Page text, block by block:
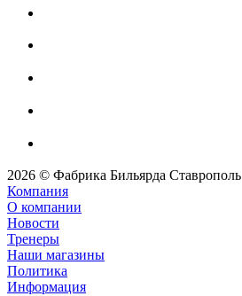
2026 © Фабрика Бильярда Ставрополь
Компания
О компании
Новости
Тренеры
Наши магазины
Политика
Информация